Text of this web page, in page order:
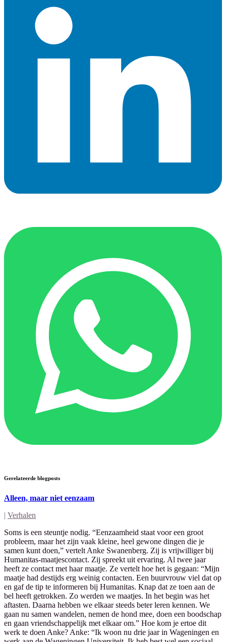
Gerelateerde blogposts
Alleen, maar niet eenzaam
| Verhalen
Soms is een steuntje nodig. “Eenzaamheid staat voor een groot
probleem, maar het zijn vaak kleine, heel gewone dingen die je
samen kunt doen,” vertelt Anke Swanenberg. Zij is vrijwilliger bij
Humanitas-maatjescontact. Zij spreekt uit ervaring. Al twee jaar
heeft ze contact met haar maatje. Ze vertelt hoe het is gegaan: “Mijn
maatje had destijds erg weinig contacten. Een buurvrouw viel dat op
en gaf de tip te informeren bij Humanitas. Knap dat ze toen aan de
bel heeft getrokken. Zo werden we maatjes. In het begin was het
aftasten. Daarna hebben we elkaar steeds beter leren kennen. We
gaan nu samen wandelen, nemen de hond mee, doen een boodschap
en gaan vriendschappelijk met elkaar om.” Hoe kom je ertoe dit
werk te doen Anke? Anke: “Ik woon nu drie jaar in Wageningen en